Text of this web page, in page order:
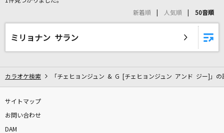
リアルタイムで歌われている曲の一覧
宙船(そらふね)
中島みゆき
新着順 人気順 50音順
ミリョナン サラン
カラオケ検索 「チェヒョンジュン & G [チェヒョンジュン アンド ジー]」の
サイトマップ
お問い合わせ
DAM